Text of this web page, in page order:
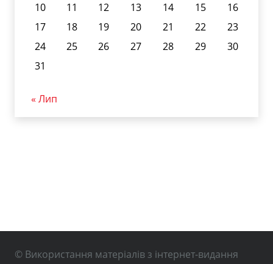
10
11 12 13 14 15
16
17
18 19 20 21 22
23
24
25 26 27 28 29
30
31
« Лип
© Використання матеріалів з інтернет-видання